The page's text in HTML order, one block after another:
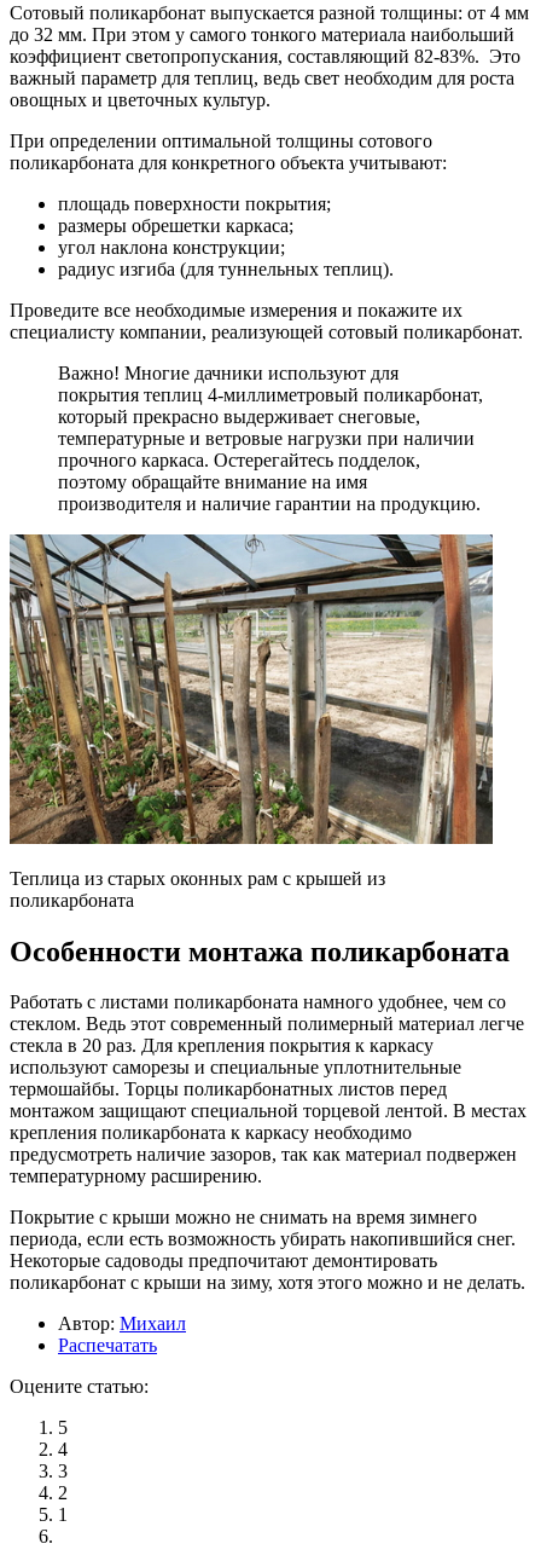
Сотовый поликарбонат выпускается разной толщины: от 4 мм
до 32 мм. При этом у самого тонкого материала наибольший
коэффициент светопропускания, составляющий 82-83%. Это
важный параметр для теплиц, ведь свет необходим для роста
овощных и цветочных культур.
При определении оптимальной толщины сотового
поликарбоната для конкретного объекта учитывают:
площадь поверхности покрытия;
размеры обрешетки каркаса;
угол наклона конструкции;
радиус изгиба (для туннельных теплиц).
Проведите все необходимые измерения и покажите их
специалисту компании, реализующей сотовый поликарбонат.
Важно! Многие дачники используют для
покрытия теплиц 4-миллиметровый поликарбонат,
который прекрасно выдерживает снеговые,
температурные и ветровые нагрузки при наличии
прочного каркаса. Остерегайтесь подделок,
поэтому обращайте внимание на имя
производителя и наличие гарантии на продукцию.
Теплица из старых оконных рам с крышей из
поликарбоната
Особенности монтажа поликарбоната
Работать с листами поликарбоната намного удобнее, чем со
стеклом. Ведь этот современный полимерный материал легче
стекла в 20 раз. Для крепления покрытия к каркасу
используют саморезы и специальные уплотнительные
термошайбы. Торцы поликарбонатных листов перед
монтажом защищают специальной торцевой лентой. В местах
крепления поликарбоната к каркасу необходимо
предусмотреть наличие зазоров, так как материал подвержен
температурному расширению.
Покрытие с крыши можно не снимать на время зимнего
периода, если есть возможность убирать накопившийся снег.
Некоторые садоводы предпочитают демонтировать
поликарбонат с крыши на зиму, хотя этого можно и не делать.
Автор: Михаил
Распечатать
Оцените статью:
5
4
3
2
1